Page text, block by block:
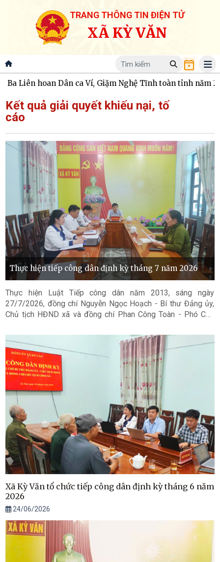
TRANG THÔNG TIN ĐIỆN TỬ
XÃ KỲ VĂN
hoan Dân ca Ví, Giặm Nghệ Tĩnh toàn tỉnh năm 2026
Kết quả giải quyết khiếu nại, tố
cáo
Thực hiện tiếp công dân định kỳ tháng 7 năm 2026
Thực hiện Luật Tiếp công dân năm 2013, sáng ngày
27/7/2026, đồng chí Nguyễn Ngọc Hoạch - Bí thư Đảng ủy,
Chủ tịch HĐND xã và đồng chí Phan Công Toàn - Phó Chủ
phiên tiếp công dân định kỳ tháng 7 năm 2026.
Xã Kỳ Văn tổ chức tiếp công dân định kỳ tháng 6 năm
2026
24/06/2026